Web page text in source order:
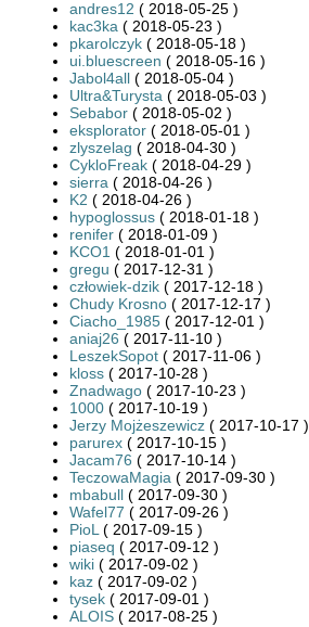
andres12 ( 2018-05-25 )
kac3ka ( 2018-05-23 )
pkarolczyk ( 2018-05-18 )
ui.bluescreen ( 2018-05-16 )
Jabol4all ( 2018-05-04 )
Ultra&Turysta ( 2018-05-03 )
Sebabor ( 2018-05-02 )
eksplorator ( 2018-05-01 )
zlyszelag ( 2018-04-30 )
CykloFreak ( 2018-04-29 )
sierra ( 2018-04-26 )
K2 ( 2018-04-26 )
hypoglossus ( 2018-01-18 )
renifer ( 2018-01-09 )
KCO1 ( 2018-01-01 )
gregu ( 2017-12-31 )
człowiek-dzik ( 2017-12-18 )
Chudy Krosno ( 2017-12-17 )
Ciacho_1985 ( 2017-12-01 )
aniaj26 ( 2017-11-10 )
LeszekSopot ( 2017-11-06 )
kloss ( 2017-10-28 )
Znadwago ( 2017-10-23 )
1000 ( 2017-10-19 )
Jerzy Mojżeszewicz ( 2017-10-17 )
parurex ( 2017-10-15 )
Jacam76 ( 2017-10-14 )
TeczowaMagia ( 2017-09-30 )
mbabull ( 2017-09-30 )
Wafel77 ( 2017-09-26 )
PioL ( 2017-09-15 )
piaseq ( 2017-09-12 )
wiki ( 2017-09-02 )
kaz ( 2017-09-02 )
tysek ( 2017-09-01 )
ALOIS ( 2017-08-25 )